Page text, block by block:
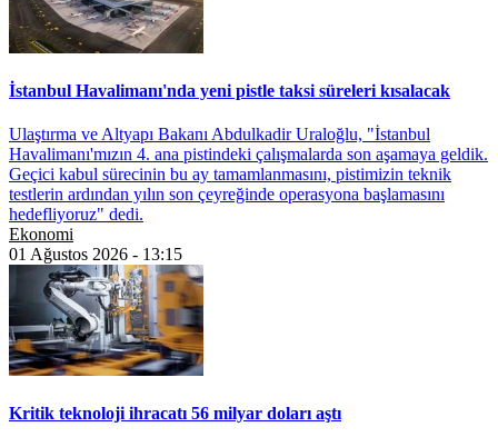
İstanbul Havalimanı'nda yeni pistle taksi süreleri kısalacak
Ulaştırma ve Altyapı Bakanı Abdulkadir Uraloğlu, "İstanbul
Havalimanı'mızın 4. ana pistindeki çalışmalarda son aşamaya geldik.
Geçici kabul sürecinin bu ay tamamlanmasını, pistimizin teknik
testlerin ardından yılın son çeyreğinde operasyona başlamasını
hedefliyoruz" dedi.
Ekonomi
01 Ağustos 2026 - 13:15
Kritik teknoloji ihracatı 56 milyar doları aştı